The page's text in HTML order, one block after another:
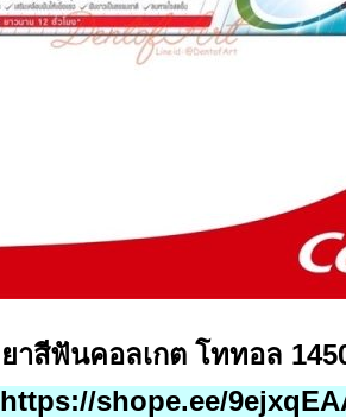
ยาสีฟันคอลเกต โททอล
https://shope.ee/